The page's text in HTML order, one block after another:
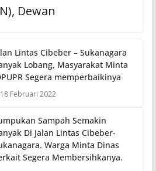
Dewan
Lintas Cibeber – Sukanagara
Lobang, Masyarakat Minta
Segera memperbaikinya
18 Februari 2022
Sampah Semakin
Di Jalan Lintas Cibeber-
Warga Minta Dinas
Segera Membersihkanya.